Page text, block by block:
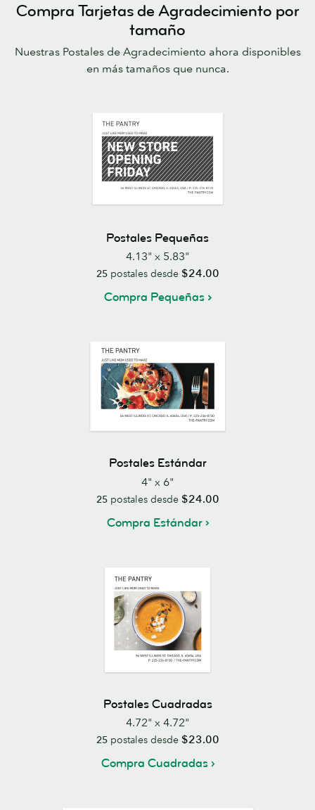
Compra Tarjetas de Agradecimiento por
tamaño
Nuestras Postales de Agradecimiento ahora disponibles
en más tamaños que nunca.
Postales Pequeñas
4.13" x 5.83"
25postales desde $24.00
Compra Pequeñas
Postales Estándar
4" x 6"
25postales desde $24.00
Compra Estándar
Postales Cuadradas
4.72" x 4.72"
25postales desde $23.00
Compra Cuadradas